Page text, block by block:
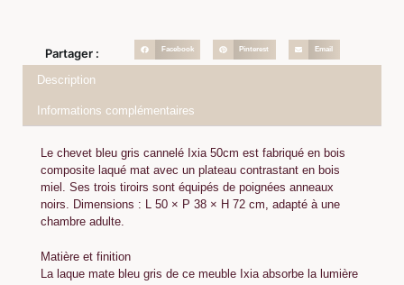
Partager : Facebook Pinterest Email
Description
Informations complémentaires
Le chevet bleu gris cannelé Ixia 50cm est fabriqué en bois
composite laqué mat avec un plateau contrastant en bois
miel. Ses trois tiroirs sont équipés de poignées anneaux
noirs. Dimensions : L 50 × P 38 × H 72 cm, adapté à une
chambre adulte.
Matière et finition
La laque mate bleu gris de ce meuble Ixia absorbe la lumière